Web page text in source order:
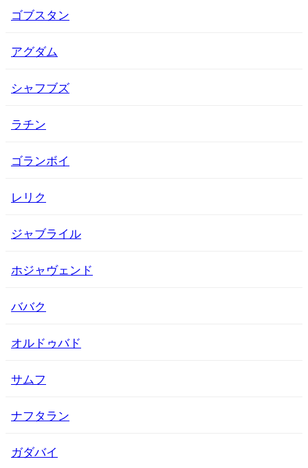
ゴブスタン
アグダム
シャフブズ
ラチン
ゴランボイ
レリク
ジャブライル
ホジャヴェンド
ババク
オルドゥバド
サムフ
ナフタラン
ガダバイ